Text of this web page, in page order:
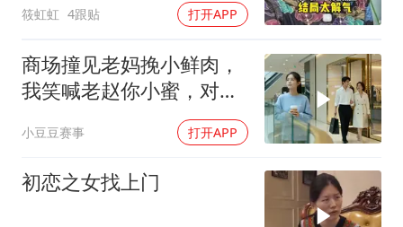
筱虹虹 4跟贴 打开APP
商场撞见老妈挽小鲜肉，
我笑喊老赵你小蜜，对方
小豆豆赛事 打开APP
初恋之女找上门